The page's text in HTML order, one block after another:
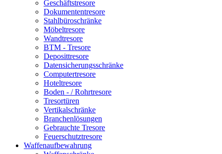
Geschäftstresore
Dokumententresore
Stahlbüroschränke
Möbeltresore
Wandtresore
BTM - Tresore
Deposittresore
Datensicherungsschränke
Computertresore
Hoteltresore
Boden - / Rohrtresore
Tresortüren
Vertikalschränke
Branchenlösungen
Gebrauchte Tresore
Feuerschutztresore
Waffenaufbewahrung